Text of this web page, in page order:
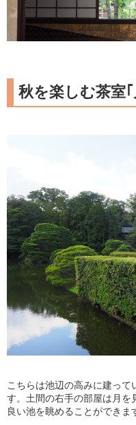
秋を楽しむ茶室
こちらは池辺の高みに建って
す。土間の右手の部屋は月を
良い池を眺めることができま